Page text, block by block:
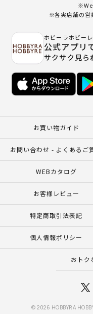
※各実店舗の営
ホビーラホビーレ
公式アプリ
サクサク見ら
お買い物ガイド
お問い合わせ - よくあるご
WEBカタログ
お客様レビュー
特定商取引法表記
個人情報ポリシー
おト
© 2026 HOBBYRA